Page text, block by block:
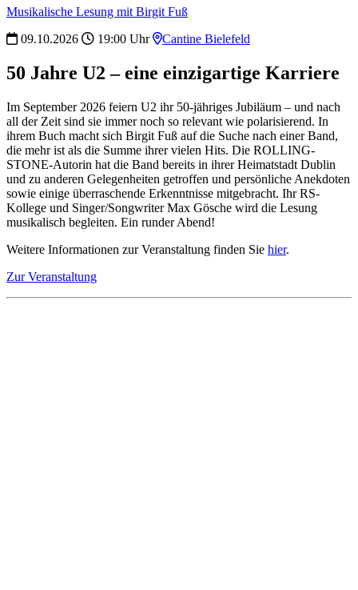
Musikalische Lesung mit Birgit Fuß
09.10.2026
19:00 Uhr Cantine Bielefeld
50 Jahre U2 – eine einzigartige Karriere
Im September 2026 feiern U2 ihr 50-jähriges Jubiläum – und nach
all der Zeit sind sie immer noch so relevant wie polarisierend. In
ihrem Buch macht sich Birgit Fuß auf die Suche nach einer Band,
die mehr ist als die Summe ihrer vielen Hits. Die ROLLING-
STONE-Autorin hat die Band bereits in ihrer Heimatstadt Dublin
und zu anderen Gelegenheiten getroffen und persönliche Anekdoten
sowie einige überraschende Erkenntnisse mitgebracht. Ihr RS-
Kollege und Singer/Songwriter Max Gösche wird die Lesung
musikalisch begleiten. Ein runder Abend!
Weitere Informationen zur Veranstaltung finden Sie hier.
Zur Veranstaltung